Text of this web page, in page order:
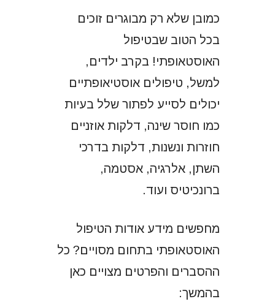
כמובן שלא רק מבוגרים זוכים
בכל הטוב שבטיפול
האוסטאופתי! בקרב ילדים,
למשל, טיפולים אוסטיאופתיים
יכולים לסייע לפתור שלל בעיות
כמו חוסר שינה, דלקות אוזניים
חוזרות ונשנות, דלקות בדרכי
השתן, אלרגיה, אסטמה,
ברונכיטיס ועוד.
מחפשים מידע אודות הטיפול
האוסטאופתי בתחום מסויים? כל
ההסברים והפרטים מצויים כאן
בהמשך: